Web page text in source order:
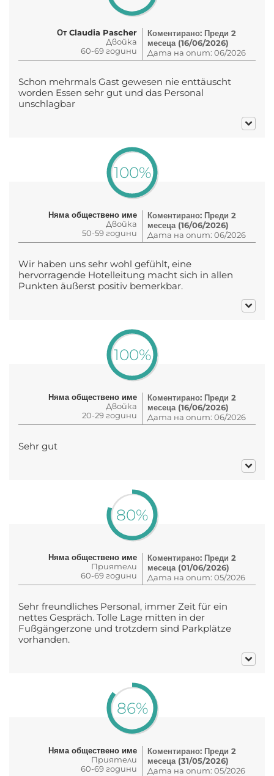
От Claudia Pascher
Двойка
60-69 години
Коментирано: Преди 2
месеца (16/06/2026)
Дата на опит: 06/2026
Schon mehrmals Gast gewesen nie enttäuscht
worden Essen sehr gut und das Personal
unschlagbar
100%
Няма обществено име
Двойка
50-59 години
Коментирано: Преди 2
месеца (16/06/2026)
Дата на опит: 06/2026
Wir haben uns sehr wohl gefühlt, eine
hervorragende Hotelleitung macht sich in allen
Punkten äußerst positiv bemerkbar.
100%
Няма обществено име
Двойка
20-29 години
Коментирано: Преди 2
месеца (16/06/2026)
Дата на опит: 06/2026
Sehr gut
80%
Няма обществено име
Приятели
60-69 години
Коментирано: Преди 2
месеца (01/06/2026)
Дата на опит: 05/2026
Sehr freundliches Personal, immer Zeit für ein
nettes Gespräch. Tolle Lage mitten in der
Fußgängerzone und trotzdem sind Parkplätze
vorhanden.
86%
Няма обществено име
Приятели
60-69 години
Коментирано: Преди 2
месеца (31/05/2026)
Дата на опит: 05/2026